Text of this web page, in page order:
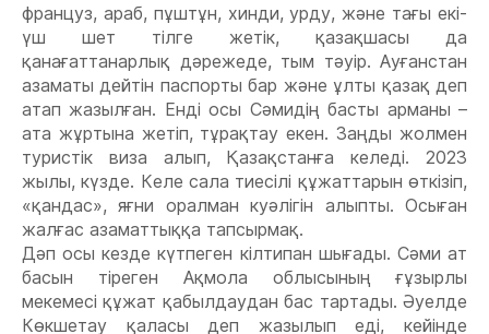
француз, араб, пұштұн, хинди, урду, жəне тағы екі-
үш шет тілге жетік, қазақшасы да
қанағаттанарлық дəрежеде, тым тəуір. Ауғанстан
азаматы дейтін паспорты бар жəне ұлты қазақ деп
атап жазылған. Енді осы Сəмидің басты арманы –
ата жұртына жетіп, тұрақтау екен. Заңды жолмен
туристік виза алып, Қазақстанға келеді. 2023
жылы, күзде. Келе сала тиесілі құжаттарын өткізіп,
«қандас», яғни оралман куəлігін алыпты. Осыған
жалғас азаматтыққа тапсырмақ.
Дəп осы кезде күтпеген кілтипан шығады. Сəми ат
басын тіреген Ақмола облысының ғұзырлы
мекемесі құжат қабылдаудан бас тартады. Əуелде
Көкшетау қаласы деп жазылып еді, кейінде